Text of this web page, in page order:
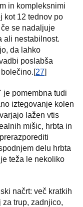
in kompleksnimi
kot 12 tednov po
se nadaljuje
ali nestabilnost.
da lahko
poslabša
27]
je pomembna tudi
iztegovanje kolen
lažen vtis
mišic, hrbta in
delu hrbta
teža le nekoliko
načrt: več kratkih
trup, zadnjico,